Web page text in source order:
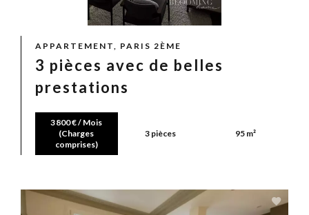
APPARTEMENT, PARIS 2ÈME
3 pièces avec de belles
prestations
3 800 € / Mois
(Charges
comprises)
3 pièces 95 m²